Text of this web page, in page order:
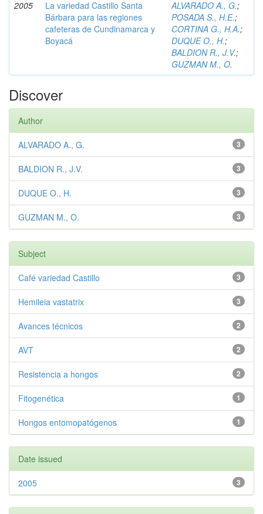
2005
La variedad Castillo Santa
Bárbara para las regiones
cafeteras de Cundinamarca y
Boyacá
ALVARADO A., G.;
POSADA S., H.E.;
CORTINA G., H.A.;
DUQUE O., H.;
BALDION R., J.V.;
GUZMAN M., O.
Discover
Author
3
ALVARADO A., G.
3
BALDION R., J.V.
3
DUQUE O., H.
3
GUZMAN M., O.
Subject
3
Café variedad Castillo
3
Hemileia vastatrix
2
Avances técnicos
2
AVT
2
Resistencia a hongos
1
Fitogenética
1
Hongos entomopatógenos
Date issued
3
2005